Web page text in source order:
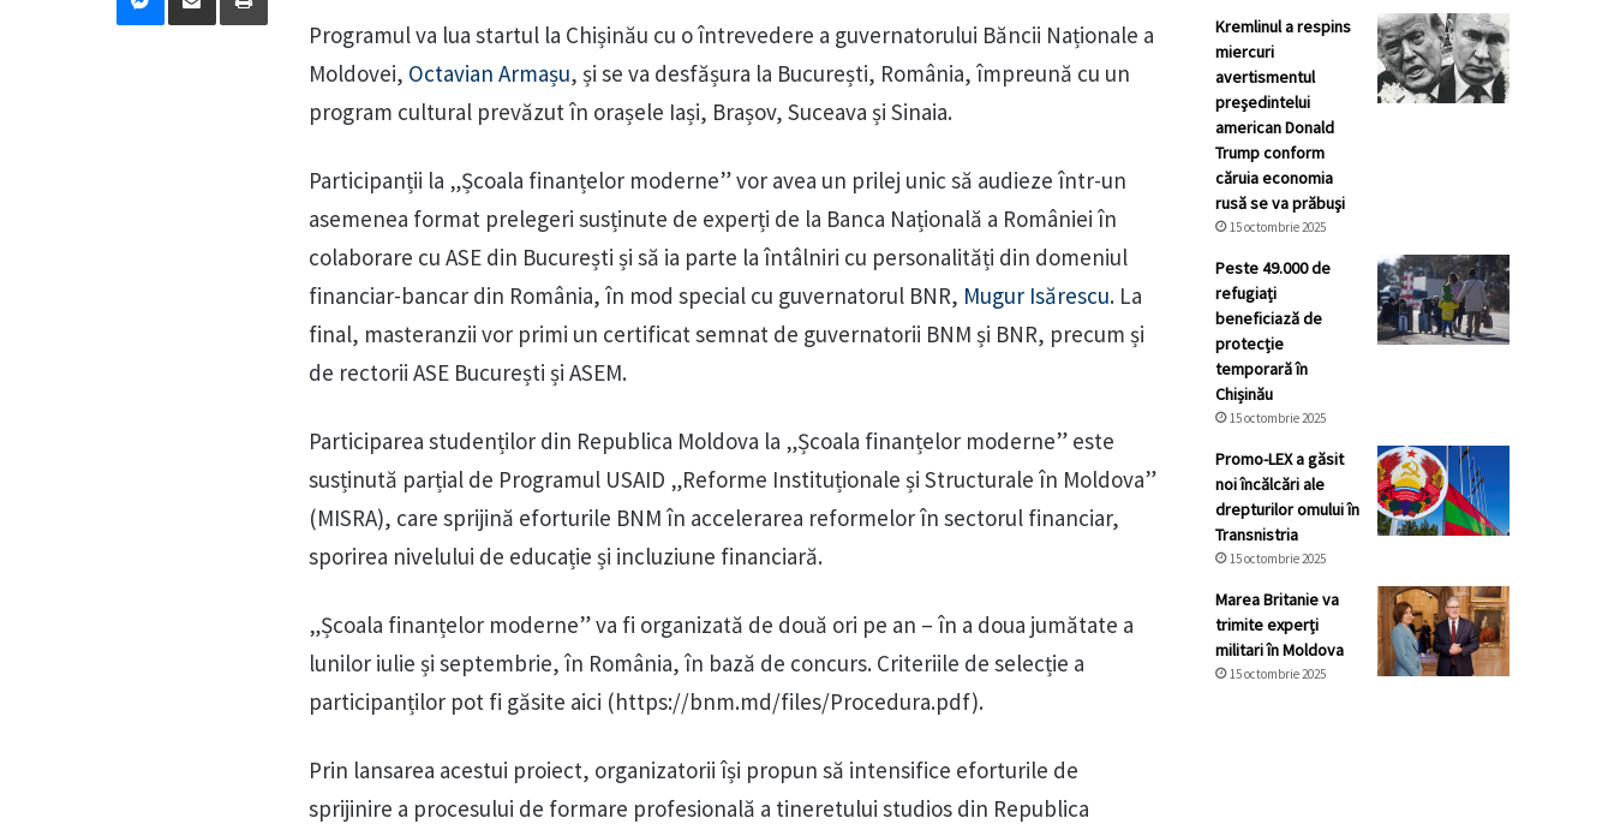
Programul va lua startul la Chișinău cu o întrevedere a guvernatorului Băncii Naționale a
Moldovei, Octavian Armașu, și se va desfășura la București, România, împreună cu un
program cultural prevăzut în orașele Iași, Brașov, Suceava și Sinaia.
Participanții la „Școala finanțelor moderne” vor avea un prilej unic să audieze într-un
asemenea format prelegeri susținute de experți de la Banca Națională a României în
colaborare cu ASE din București și să ia parte la întâlniri cu personalități din domeniul
financiar-bancar din România, în mod special cu guvernatorul BNR, Mugur Isărescu. La
final, masteranzii vor primi un certificat semnat de guvernatorii BNM și BNR, precum și
de rectorii ASE București și ASEM.
Participarea studenților din Republica Moldova la „Școala finanțelor moderne” este
susținută parțial de Programul USAID „Reforme Instituționale și Structurale în Moldova”
(MISRA), care sprijină eforturile BNM în accelerarea reformelor în sectorul financiar,
sporirea nivelului de educație și incluziune financiară.
„Școala finanțelor moderne” va fi organizată de două ori pe an – în a doua jumătate a
lunilor iulie și septembrie, în România, în bază de concurs. Criteriile de selecție a
participanților pot fi găsite aici (https://bnm.md/files/Procedura.pdf).
Prin lansarea acestui proiect, organizatorii își propun să intensifice eforturile de
sprijinire a procesului de formare profesională a tineretului studios din Republica
Kremlinul a respins
miercuri
avertismentul
preşedintelui
american Donald
Trump conform
căruia economia
rusă se va prăbuşi
15 octombrie 2025
Peste 49.000 de
refugiați
beneficiază de
protecție
temporară în
Chișinău
15 octombrie 2025
Promo-LEX a găsit
noi încălcări ale
drepturilor omului în
Transnistria
15 octombrie 2025
Marea Britanie va
trimite experți
militari în Moldova
15 octombrie 2025